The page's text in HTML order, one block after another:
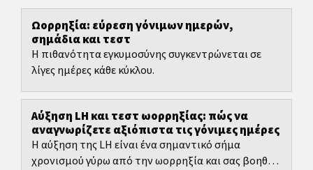
Ωορρηξία: εύρεση γόνιμων ημερών,
σημάδια και τεστ
Η πιθανότητα εγκυμοσύνης συγκεντρώνεται σε
λίγες ημέρες κάθε κύκλου.
Αύξηση LH και τεστ ωορρηξίας: πώς να
αναγνωρίζετε αξιόπιστα τις γόνιμες ημέρες
Η αύξηση της LH είναι ένα σημαντικό σήμα
χρονισμού γύρω από την ωορρηξία και σας βοηθά